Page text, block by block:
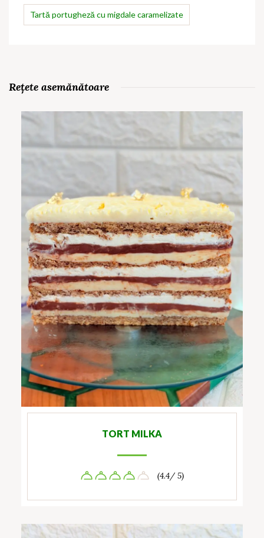
Tartă portugheză cu migdale caramelizate
Rețete asemănătoare
TORT MILKA
(4.4/ 5)